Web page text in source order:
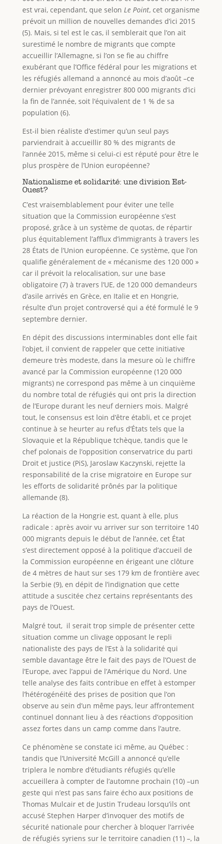
est vrai, cependant, que selon Le Point, cet organisme
prévoit un million de nouvelles demandes d’ici 2015
(5). Mais, si tel est le cas, il semblerait que l’on ait
surestimé le nombre de migrants que compte
accueillir l’Allemagne, si l’on se fie au chiffre
exubérant que l’Office fédéral pour les migrations et
les réfugiés allemand a annoncé au mois d’août –ce
dernier prévoyant enregistrer 800 000 migrants d’ici
la fin de l’année, soit l’équivalent de 1 % de sa
population (6).
Est-il bien réaliste d’estimer qu’un seul pays
parviendrait à accueillir 80 % des migrants de
l’année 2015, même si celui-ci est réputé pour être le
plus prospère de l’Union européenne?
Nationalisme et solidarité: une division Est-
Ouest?
C’est vraisemblablement pour éviter une telle
situation que la Commission européenne s’est
proposé, grâce à un système de quotas, de répartir
plus équitablement l’afflux d’immigrants à travers les
28 États de l’Union européenne. Ce système, que l’on
qualifie généralement de « mécanisme des 120 000 »
car il prévoit la relocalisation, sur une base
obligatoire (7) à travers l’UE, de 120 000 demandeurs
d’asile arrivés en Grèce, en Italie et en Hongrie,
résulte d’un projet controversé qui a été formulé le 9
septembre dernier.
En dépit des discussions interminables dont elle fait
l’objet, il convient de rappeler que cette initiative
demeure très modeste, dans la mesure où le chiffre
avancé par la Commission européenne (120 000
migrants) ne correspond pas même à un cinquième
du nombre total de réfugiés qui ont pris la direction
de l’Europe durant les neuf derniers mois. Malgré
tout, le consensus est loin d’être établi, et ce projet
continue à se heurter au refus d’États tels que la
Slovaquie et la République tchèque, tandis que le
chef polonais de l’opposition conservatrice du parti
Droit et justice (PiS), Jaroslaw Kaczynski, rejette la
responsabilité de la crise migratoire en Europe sur
les efforts de solidarité prônés par la politique
allemande (8).
La réaction de la Hongrie est, quant à elle, plus
radicale : après avoir vu arriver sur son territoire 140
000 migrants depuis le début de l’année, cet État
s’est directement opposé à la politique d’accueil de
la Commission européenne en érigeant une clôture
de 4 mètres de haut sur ses 179 km de frontière avec
la Serbie (9), en dépit de l’indignation que cette
attitude a suscitée chez certains représentants des
pays de l’Ouest.
Malgré tout, il serait trop simple de présenter cette
situation comme un clivage opposant le repli
nationaliste des pays de l’Est à la solidarité qui
semble davantage être le fait des pays de l’Ouest de
l’Europe, avec l’appui de l’Amérique du Nord. Une
telle analyse des faits contribue en effet à estomper
l’hétérogénéité des prises de position que l’on
observe au sein d’un même pays, leur affrontement
continuel donnant lieu à des réactions d’opposition
assez fortes dans un camp comme dans l’autre.
Ce phénomène se constate ici même, au Québec :
tandis que l’Université McGill a annoncé qu’elle
triplera le nombre d’étudiants réfugiés qu’elle
accueillera à compter de l’automne prochain (10) –un
geste qui n’est pas sans faire écho aux positions de
Thomas Mulcair et de Justin Trudeau lorsqu’ils ont
accusé Stephen Harper d’invoquer des motifs de
sécurité nationale pour chercher à bloquer l’arrivée
de réfugiés syriens sur le territoire canadien (11) –, la